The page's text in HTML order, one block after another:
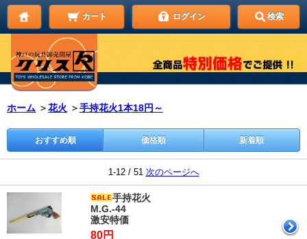
カート ログイン 検索
ホーム ＞花火 ＞手持花火1本18円～
おすすめ順 価格順 新着順
1-12 / 51 次のページへ
手持花火
M.G.-44
激安特価
80円